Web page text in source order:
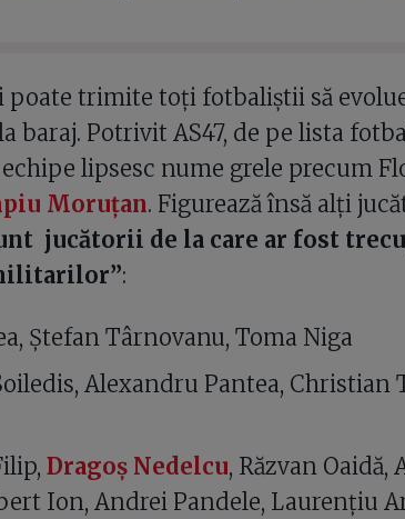
poate trimite toți fotbaliștii să
baraj. Potrivit AS47, de pe lista
lipsesc nume grele precum
Moruțan. Figurează însă alți
jucătorii de la care ar fost
:
Ștefan Târnovanu, Toma Niga
Alexandru Pantea, Christian
Dragoș Nedelcu, Răzvan Oaidă,
Ion, Andrei Pandele, Laurențiu